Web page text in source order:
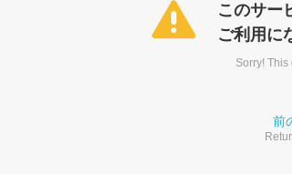
このサー
ご利用に
Sorry!
前